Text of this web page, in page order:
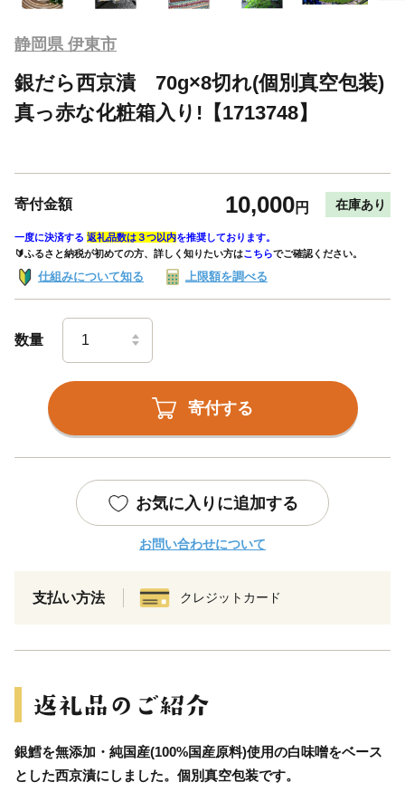
静岡県 伊東市
銀だら西京漬 70g×8切れ(個別真空包装)
真っ赤な化粧箱入り!【1713748】
寄付金額 10,000円 在庫あり
一度に決済する 返礼品数は３つ以内を推奨しております。
🔰ふるさと納税が初めての方、詳しく知りたい方はこちらでご確認ください。
仕組みについて知る 上限額を調べる
数量
寄付する
お気に入りに追加する
お問い合わせについて
支払い方法 クレジットカード
銀鱈を無添加・純国産(100%国産原料)使用の白味噌をベース
とした西京漬にしました。個別真空包装です。